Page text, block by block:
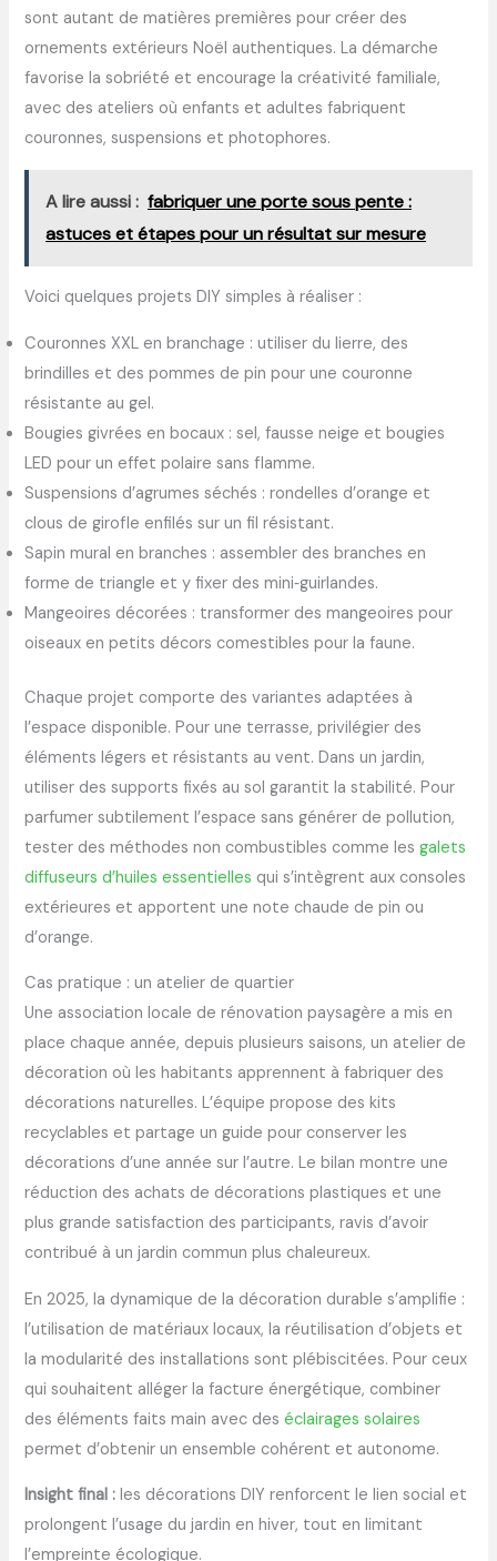
sont autant de matières premières pour créer des
ornements extérieurs Noël authentiques. La démarche
favorise la sobriété et encourage la créativité familiale,
avec des ateliers où enfants et adultes fabriquent
couronnes, suspensions et photophores.
A lire aussi : fabriquer une porte sous pente :
astuces et étapes pour un résultat sur mesure
Voici quelques projets DIY simples à réaliser :
Couronnes XXL en branchage : utiliser du lierre, des
brindilles et des pommes de pin pour une couronne
résistante au gel.
Bougies givrées en bocaux : sel, fausse neige et bougies
LED pour un effet polaire sans flamme.
Suspensions d’agrumes séchés : rondelles d’orange et
clous de girofle enfilés sur un fil résistant.
Sapin mural en branches : assembler des branches en
forme de triangle et y fixer des mini‑guirlandes.
Mangeoires décorées : transformer des mangeoires pour
oiseaux en petits décors comestibles pour la faune.
Chaque projet comporte des variantes adaptées à
l’espace disponible. Pour une terrasse, privilégier des
éléments légers et résistants au vent. Dans un jardin,
utiliser des supports fixés au sol garantit la stabilité. Pour
parfumer subtilement l’espace sans générer de pollution,
tester des méthodes non combustibles comme lesgalets
diffuseurs d’huiles essentielles qui s’intègrent aux consoles
extérieures et apportent une note chaude de pin ou
d’orange.
Cas pratique : un atelier de quartier
Une association locale de rénovation paysagère a mis en
place chaque année, depuis plusieurs saisons, un atelier de
décoration où les habitants apprennent à fabriquer des
décorations naturelles. L’équipe propose des kits
recyclables et partage un guide pour conserver les
décorations d’une année sur l’autre. Le bilan montre une
réduction des achats de décorations plastiques et une
plus grande satisfaction des participants, ravis d’avoir
contribué à un jardin commun plus chaleureux.
En 2025, la dynamique de la décoration durable s’amplifie :
l’utilisation de matériaux locaux, la réutilisation d’objets et
la modularité des installations sont plébiscitées. Pour ceux
qui souhaitent alléger la facture énergétique, combiner
des éléments faits main avec deséclairages solaires
permet d’obtenir un ensemble cohérent et autonome.
Insight final : les décorations DIY renforcent le lien social et
prolongent l’usage du jardin en hiver, tout en limitant
l’empreinte écologique.